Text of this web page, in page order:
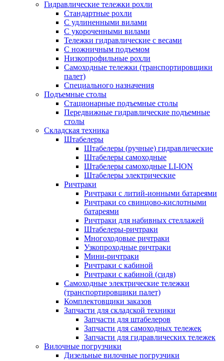
Гидравлические тележки рохли
Стандартные рохли
С удлиненными вилами
С укороченными вилами
Тележки гидравлические с весами
С ножничным подъемом
Низкопрофильные рохли
Самоходные тележки (транспортировщики
палет)
Специального назначения
Подъемные столы
Стационарные подъемные столы
Передвижные гидравлические подъемные
столы
Складская техника
Штабелеры
Штабелеры (ручные) гидравлические
Штабелеры самоходные
Штабелеры самоходные LI-ION
Штабелеры электрические
Ричтраки
Ричтраки с литий-ионными батареями
Ричтраки со свинцово-кислотными
батареями
Ричтраки для набивных стеллажей
Штабелеры-ричтраки
Многоходовые ричтраки
Узкопроходные ричтраки
Мини-ричтраки
Ричтраки с кабиной
Ричтраки с кабиной (сидя)
Самоходные электрические тележки
(транспортировщики палет)
Комплектовщики заказов
Запчасти для складской техники
Запчасти для штабелеров
Запчасти для самоходных тележек
Запчасти для гидравлических тележек
Вилочные погрузчики
Дизельные вилочные погрузчики